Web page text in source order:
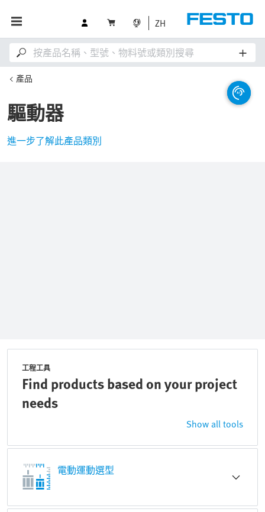
ZH
產品
驅動器
進一步了解此產品類別
工程工具
Find products based on your project
needs
Show all tools
電動運動選型